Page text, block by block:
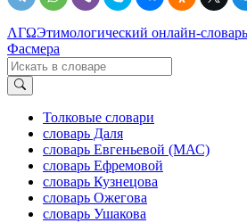
ΛΓΩЭтимологический онлайн-
Фасмера
Толковые словари
словарь Даля
словарь Евгеньевой (МАС)
словарь Ефремовой
словарь Кузнецова
словарь Ожегова
словарь Ушакова